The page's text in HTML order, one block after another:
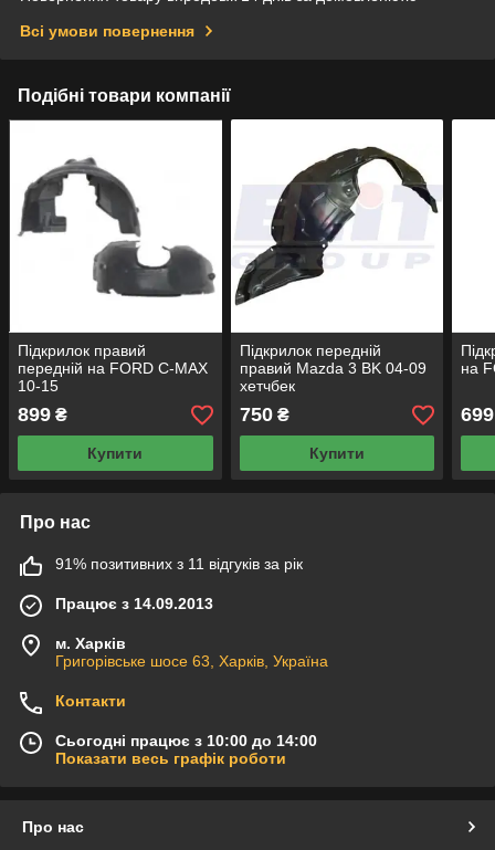
Всі умови повернення
Подібні товари компанії
Підкрилок правий
передній на FORD C-MAX
10-15
899 ₴
Купити
Підкрилок передній
правий Mazda 3 BK 04-09
хетчбек
750₴
Купити
на
699
Про нас
91% позитивних з 11 відгуків за рік
Працює з 14.09.2013
м. Харків
Григорівське шосе 63, Харків, Україна
Контакти
Сьогодні працює з 10:00 до 14:00
Показати весь графік роботи
Про нас